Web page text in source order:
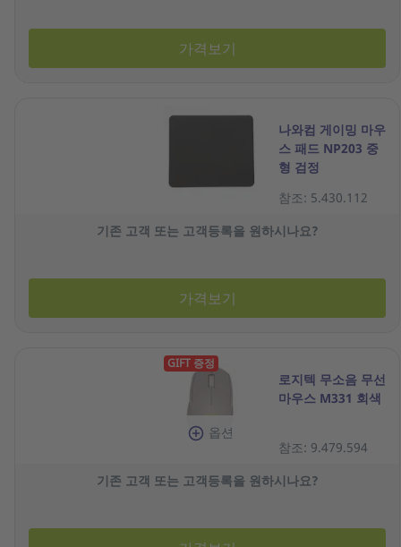
가격보기
나와컴 게이밍 마우
스 패드 NP203 중
형 검정
참조: 5.430.112
기존 고객 또는 고객등록을 원하시나요?
가격보기
GIFT 증정
옵션
로지텍 무소음 무선
마우스 M331 회색
참조: 9.479.594
기존 고객 또는 고객등록을 원하시나요?